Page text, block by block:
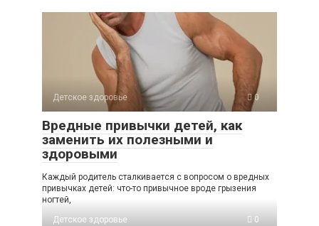
Детское здоровье 0
Вредные привычки детей, как
заменить их полезными и
здоровыми
Каждый родитель сталкивается с вопросом о вредных
привычках детей: что-то привычное вроде грызения
ногтей,
Детское здоровье
0